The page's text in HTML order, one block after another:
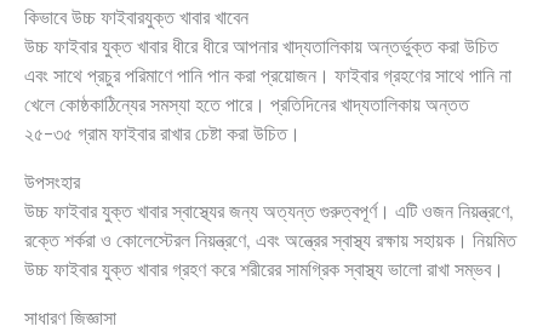
কিভাবে উচ্চ ফাইবারযুক্ত খাবার খাবেন
উচ্চ ফাইবার যুক্ত খাবার ধীরে ধীরে আপনার খাদ্যতালিকায় অন্তর্ভুক্ত করা উচিত
এবং সাথে প্রচুর পরিমাণে পানি পান করা প্রয়োজন। ফাইবার গ্রহণের সাথে পানি না
খেলে কোষ্ঠকাঠিন্যের সমস্যা হতে পারে। প্রতিদিনের খাদ্যতালিকায় অন্তত
২৫-৩৫ গ্রাম ফাইবার রাখার চেষ্টা করা উচিত।
উপসংহার
উচ্চ ফাইবার যুক্ত খাবার স্বাস্থ্যের জন্য অত্যন্ত গুরুত্বপূর্ণ। এটি ওজন নিয়ন্ত্রণে,
রক্তে শর্করা ও কোলেস্টেরল নিয়ন্ত্রণে, এবং অন্ত্রের স্বাস্থ্য রক্ষায় সহায়ক। নিয়মিত
উচ্চ ফাইবার যুক্ত খাবার গ্রহণ করে শরীরের সামগ্রিক স্বাস্থ্য ভালো রাখা সম্ভব।
সাধারণ জিজ্ঞাসা